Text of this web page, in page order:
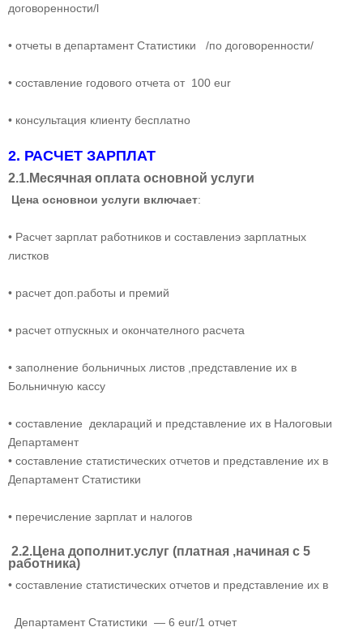
договоренности/l
• отчеты в департамент Статистики /по договоренности/
• составление годового отчета от 100 eur
• консультация клиенту бесплатно
2. РАСЧЕТ ЗАРПЛАТ
2.1.Месячная оплата основной услуги
Цена основнои услуги включает:
• Расчет зарплат работников и составлениэ зарплатных
листков
• расчет доп.работы и премий
• расчет отпускных и окончателного расчета
• заполнение больничных листов ,представление их в
Больничную кассу
• составление деклараций и представление их в Налоговыи
Департамент
• составление статистических отчетов и представление их в
Департамент Статистики
• перечисление зарплат и налогов
2.2.Цена дополнит.услуг (платная ,начиная с 5
работника)
• составление статистических отчетов и представление их в
Департамент Статистики — 6 eur/1 отчет